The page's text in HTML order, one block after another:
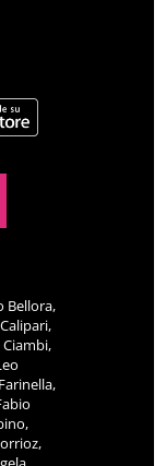
Bellora,